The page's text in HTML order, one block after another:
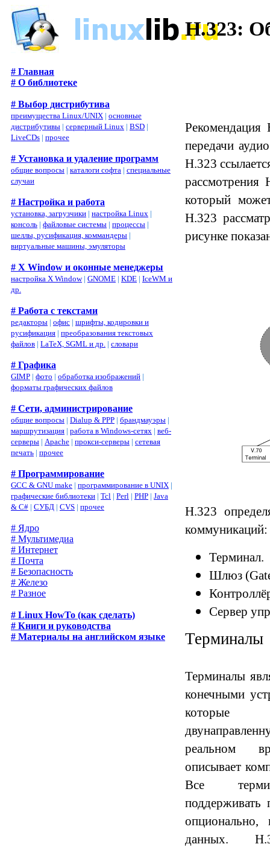
# Главная
# О библиотеке
# Выбор дистрибутива
преимущества Linux/UNIX | основные
дистрибутивы | серверный Linux | BSD |
LiveCDs | прочее
# Установка и удаление программ
общие вопросы | каталоги софта | специальные
случаи
# Настройка и работа
установка, загрузчики | настройка Linux |
консоль | файловые системы | процессы |
шеллы, русификация, коммандеры |
виртуальные машины, эмуляторы
# X Window и оконные менеджеры
настройка X Window| GNOME | KDE | IceWM и
др.
# Работа с текстами
редакторы | офис | шрифты, кодировки и
русификация | преобразования текстовых
файлов | LaTeX, SGML и др. | словари
# Графика
GIMP | фото | обработка изображений |
форматы графических файлов
# Сети, администрирование
общие вопросы | Dialup & PPP | брандмауэры |
маршрутизация | работа в Windows-сетях | веб-
серверы | Apache | прокси-серверы | сетевая
печать | прочее
# Программирование
GCC & GNU make | программирование в UNIX |
графические библиотеки | Tcl | Perl | PHP | Java
& C# | СУБД | CVS | прочее
# Ядро
# Мультимедиа
# Интернет
# Почта
# Безопасность
# Железо
# Разное
# Linux HowTo (как сделать)
# Книги и руководства
# Материалы на английском языке
H.323:
Рекомендация
передачи
H.323
рассмотрения
который
H.323
рисунке
H.323
коммуникаций:
Терминал.
Шлюз
Сервер
Терминалы
Терминалы
конечными
которые
реальном
описывает
Все
поддерживать
опционально,
данных.